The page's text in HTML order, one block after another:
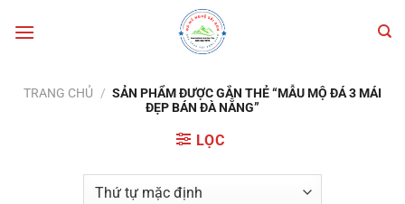
qua
TRANG CHỦ / SẢN PHẨM ĐƯỢC GẮN THẺ “MẪU MỘ ĐÁ 3 MÁI
ĐẸP BÁN ĐÀ NẴNG”
LỌC